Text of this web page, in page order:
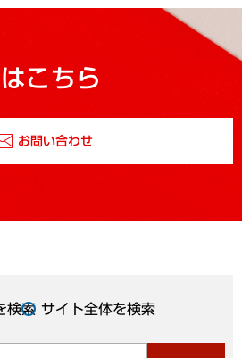
こちら
お問い合わせ
検索 サイト全体を検索